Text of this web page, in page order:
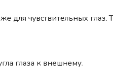
чувствительных глаз.
глаза к внешнему.